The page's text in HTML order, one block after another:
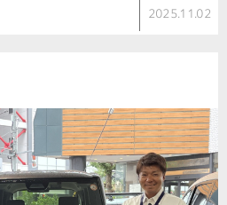
2025.11.02